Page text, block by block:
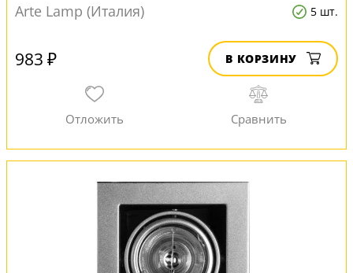
Arte Lamp (Италия)
5 шт.
983 ₽ В КОРЗИНУ